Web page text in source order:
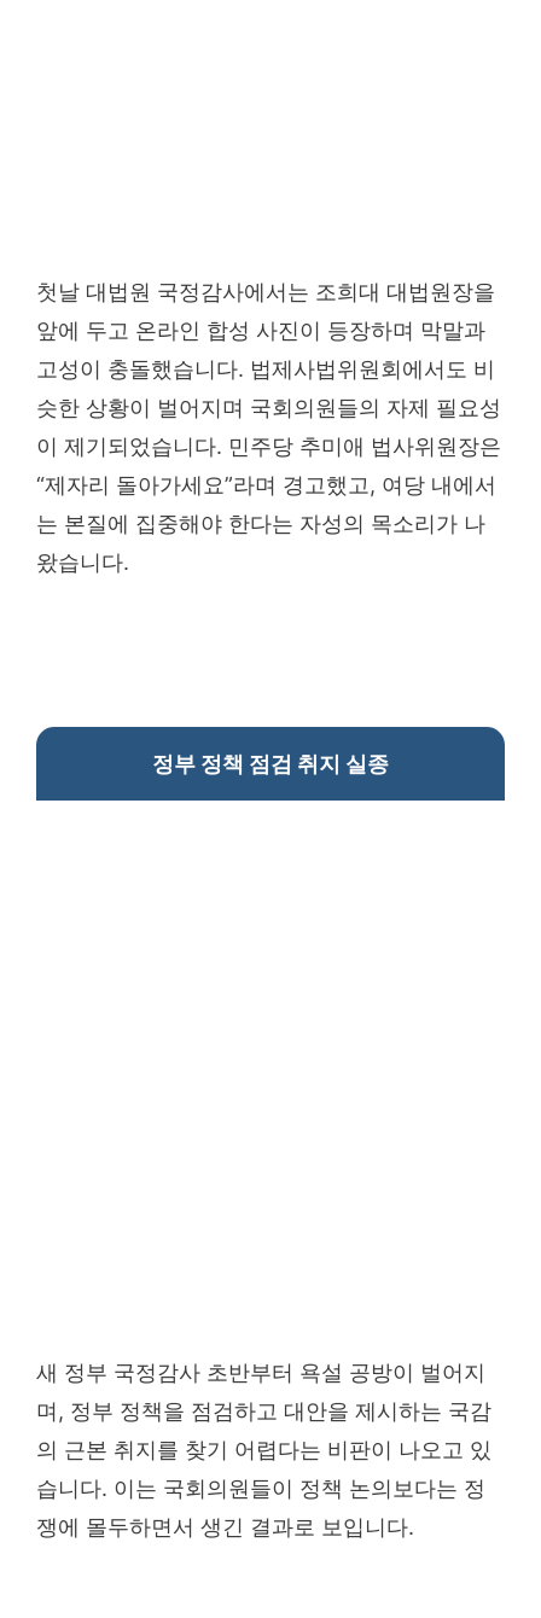
첫날 대법원 국정감사에서는 조희대 대법원장을
앞에 두고 온라인 합성 사진이 등장하며 막말과
고성이 충돌했습니다. 법제사법위원회에서도 비
슷한 상황이 벌어지며 국회의원들의 자제 필요성
이 제기되었습니다. 민주당 추미애 법사위원장은
“제자리 돌아가세요”라며 경고했고, 여당 내에서
는 본질에 집중해야 한다는 자성의 목소리가 나
왔습니다.
정부 정책 점검 취지 실종
새 정부 국정감사 초반부터 욕설 공방이 벌어지
며, 정부 정책을 점검하고 대안을 제시하는 국감
의 근본 취지를 찾기 어렵다는 비판이 나오고 있
습니다. 이는 국회의원들이 정책 논의보다는 정
쟁에 몰두하면서 생긴 결과로 보입니다.